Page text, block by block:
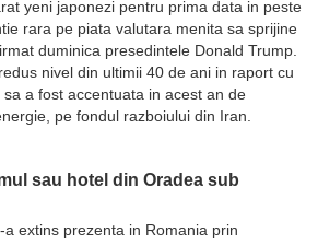
yeni japonezi pentru prima data in peste
rara pe piata valutara menita sa sprijine
duminica presedintele Donald Trump.
nivel din ultimii 40 de ani in raport cu
a fost accentuata in acest an de
pe fondul razboiului din Iran.
sau hotel din Oradea sub
extins prezenta in Romania prin